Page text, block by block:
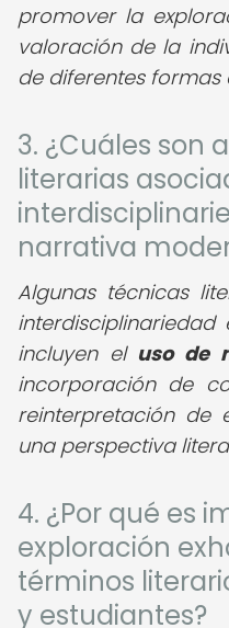
promover la
valoración de la
de diferentes formas
3. ¿Cuáles son
literarias
narrativa
Algunas técnicas
incluyen el uso de
incorporación de
reinterpretación de
una perspectiva
4. ¿Por qué es
exploración
términos
y estudiantes?